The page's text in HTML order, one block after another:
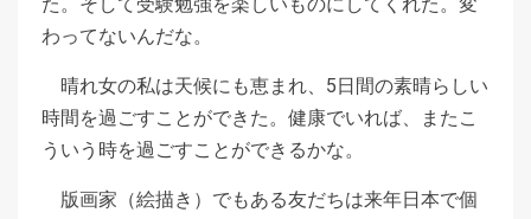
わってないんだな。
晴れ女の私は天候にも恵まれ、5日間の素晴らしい
時間を過ごすことができた。健康でいれば、またこ
ういう時を過ごすことができるかな。
版画家（絵描き）でもある友だちは来年日本で個